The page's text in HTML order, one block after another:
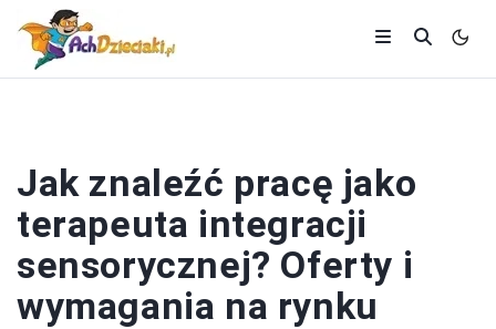
Jak znaleźć pracę jako
terapeuta integracji
sensorycznej? Oferty i
wymagania na rynku